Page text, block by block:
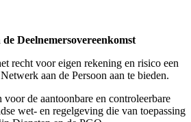
Deelnemersovereenkomst
recht voor eigen rekening en risico een
aan de Persoon aan te bieden.
de aantoonbare en controleerbare
wet- en regelgeving die van toepassing